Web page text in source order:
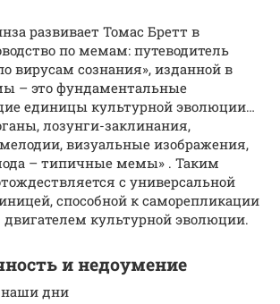
развивает Томас Бретт в
по мемам: путеводитель
вирусам сознания», изданной в
– это фундаментальные
единицы культурной эволюции…
лозунги-заклинания,
визуальные изображения,
– типичные мемы» . Таким
с универсальной
способной к саморепликации
культурной эволюции.
и недоумение
наши дни